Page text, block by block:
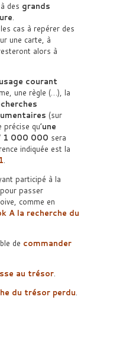
des grands
.
cas à repérer des
une carte, à
alors à
courant
une règle (…), la
(sur
qu’une
1 000 000 sera
indiquée est la
.
participé à la
passer
comme en
A la recherche du
de commander
au trésor.
du trésor perdu.